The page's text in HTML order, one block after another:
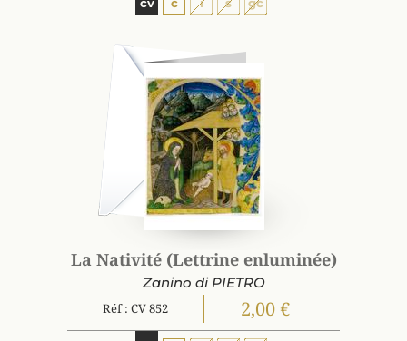
La Nativité (Lettrine enluminée)
Zanino di PIETRO
Réf : CV 852 2,00 €